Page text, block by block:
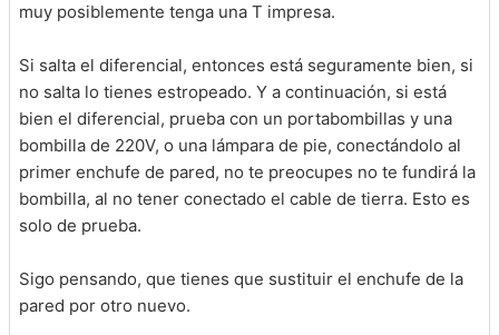
muy posiblemente tenga una T impresa.
Si salta el diferencial, entonces está seguramente bien, si
no salta lo tienes estropeado. Y a continuación, si está
bien el diferencial, prueba con un portabombillas y una
bombilla de 220V, o una lámpara de pie, conectándolo al
primer enchufe de pared, no te preocupes no te fundirá la
bombilla, al no tener conectado el cable de tierra. Esto es
solo de prueba.
Sigo pensando, que tienes que sustituir el enchufe de la
pared por otro nuevo.